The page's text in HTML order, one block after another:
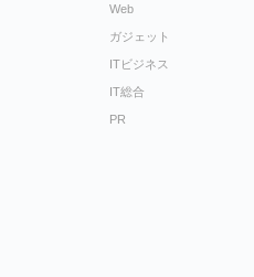
Web
ガジェット
ITビジネス
IT総合
PR